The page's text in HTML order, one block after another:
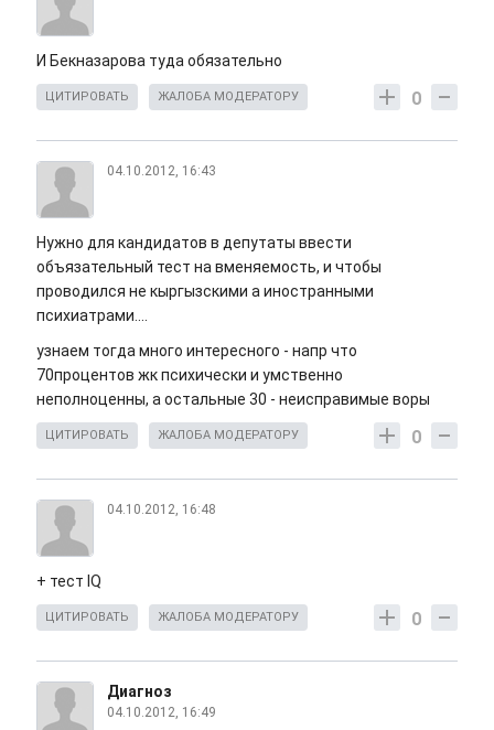
И Бекназарова туда обязательно
0
ЦИТИРОВАТЬ ЖАЛОБА МОДЕРАТОРУ
04.10.2012, 16:43
Нужно для кандидатов в депутаты ввести
объязательный тест на вменяемость, и чтобы
проводился не кыргызскими а иностранными
психиатрами....
узнаем тогда много интересного - напр что
70процентов жк психически и умственно
неполноценны, а остальные 30 - неисправимые воры
0
ЦИТИРОВАТЬ ЖАЛОБА МОДЕРАТОРУ
04.10.2012, 16:48
+ тест IQ
0
ЦИТИРОВАТЬ ЖАЛОБА МОДЕРАТОРУ
Диагноз
04.10.2012, 16:49